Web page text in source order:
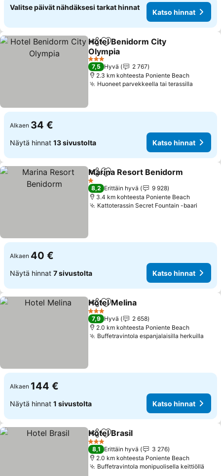
Valitse päivät nähdäksesi tarkat hinnat
Katso hinnat
Jaa Lisää suosikkeihin
Hotel Benidorm City
Olympia
3 Tähtiluokitus
7,5 Hyvä
2 767
2.3 km kohteesta Poniente Beach
Huoneet parvekkeella tai terassilla
Alkaen 34 €
Näytä hinnat 13 sivustolta Katso hinnat
Jaa Lisää suosikkeihin
Marina Resort Benidorm
1 Tähtiluokitus
8,2 Erittäin hyvä
9 928
3.4 km kohteesta Poniente Beach
Kattoterassin Secret Fountain -baari
Alkaen 40 €
Näytä hinnat 7 sivustolta Katso hinnat
Jaa Lisää suosikkeihin
Hotel Melina
3 Tähtiluokitus
7,9 Hyvä
2 658
2.0 km kohteesta Poniente Beach
Buffetravintola espanjalaisilla herkuilla
Alkaen 144 €
Näytä hinnat 1 sivustolta Katso hinnat
Jaa Lisää suosikkeihin
Hotel Brasil
3 Tähtiluokitus
8,1 Erittäin hyvä
3 276
2.0 km kohteesta Poniente Beach
Buffetravintola monipuolisella keittiöllä